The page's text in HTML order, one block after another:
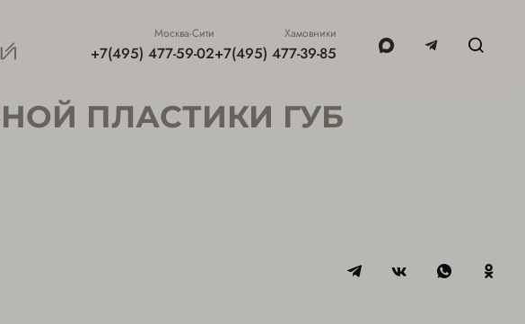
Москва-Сити
+7(495) 477-59-02
Хамовники
+7(495) 477-39-85
ПЛАСТИКИ ГУБ